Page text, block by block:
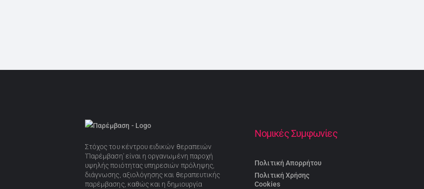
Στόχος του κέντρου ειδικών θεραπειών
'Παρέμβαση' είναι η οργανωμένη παροχή
υψηλής ποιότητας υπηρεσιών πρόληψης,
διάγνωσης, αξιολόγησης και θεραπευτικής
παρέμβασης, καθώς και η δημιουργία
Νομικές Συμφωνίες
Πολιτική Απορρήτου
Πολιτική Χρήσης
Cookies